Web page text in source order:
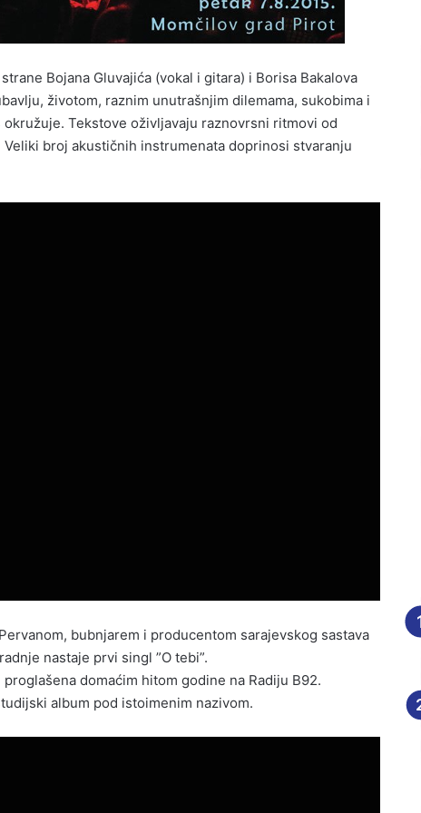
Bojana Gluvajića (vokal i gitara) i Borisa Bakalova
životom, raznim unutrašnjim dilemama, sukobima i
Tekstove oživljavaju raznovrsni ritmovi od
broj akustičnih instrumenata doprinosi stvaranju
bubnjarem i producentom sarajevskog sastava
nastaje prvi singl ”O tebi”.
domaćim hitom godine na Radiju B92.
album pod istoimenim nazivom.